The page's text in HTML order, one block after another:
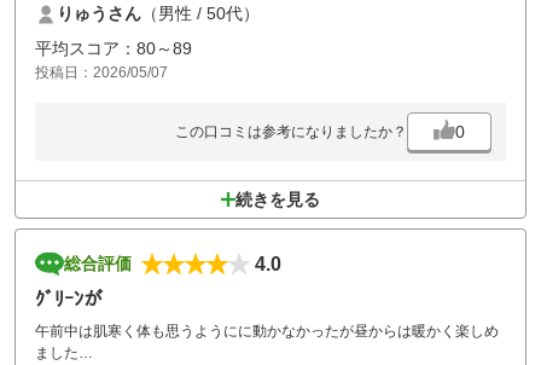
りゅうさん （男性 / 50代）
平均スコア：80～89
投稿日：2026/05/07
この口コミは参考になりましたか？ 0
続きを見る
総合評価
4.0
ｸﾞﾘｰﾝが
午前中は肌寒く体も思うようにに動かなかったが昼からは暖かく楽しめ
ました